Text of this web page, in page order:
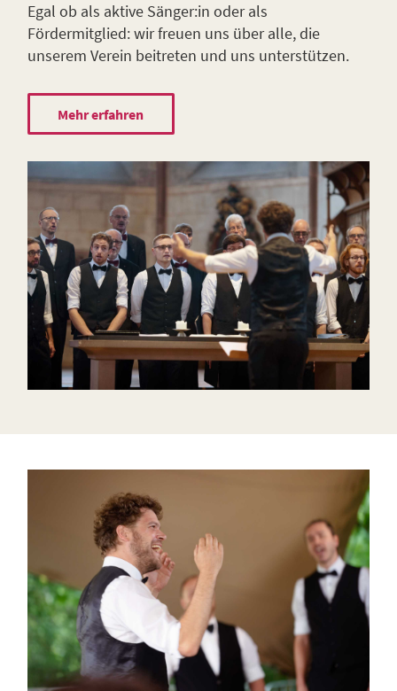
Egal ob als aktive Sänger:in oder als
Fördermitglied: wir freuen uns über alle, die
unserem Verein beitreten und uns unterstützen.
Mehr erfahren